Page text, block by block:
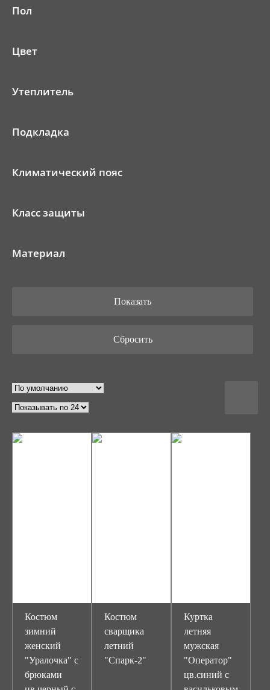
Пол
Цвет
Утеплитель
Подкладка
Климатический пояс
Класс защиты
Материал
Костюм
зимний
женский
"Уралочка" с
брюками
Костюм
сварщика
летний
"Спарк-2"
Куртка
летняя
мужская
"Оператор"
цв.синий с